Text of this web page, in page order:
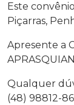
Este
Piçarras,
Apresente a
Qualquer
(48) 98812-